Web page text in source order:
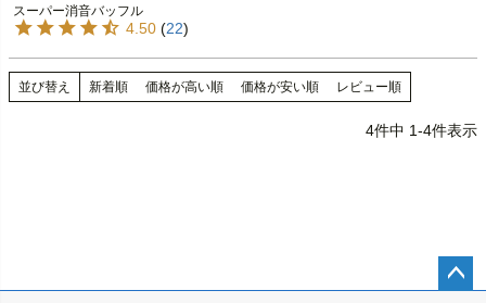
WorldMotorWorks（ワールドモーター
ワークス）
発注：JINWELL METAL/James
Baffle KW1 qty100
スーパー消音バッフル
4.50 (22)
並び替え 新着順 価格が高い順 価格が安い順 レビュー順
4件中 1-4件表示